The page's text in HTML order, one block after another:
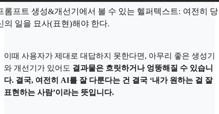
롬프트 생성&개선기에서 볼 수 있는 헬퍼텍스트: 여전히 당
의 일을 묘사(표현)해야 한다.
이때 사용자가 제대로 대답하지 못한다면, 아무리 좋은 생성기
와 개선기가 있어도 결과물은 흐릿하거나 엉뚱해질 수 있습니
다. 결국, 여전히 AI를 잘 다룬다는 건 결국 ‘내가 원하는 걸 잘
표현하는 사람’이라는 뜻입니다.